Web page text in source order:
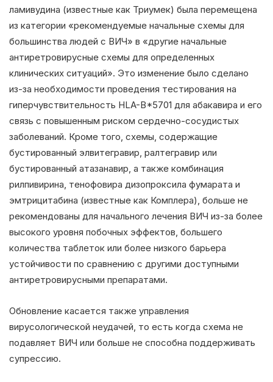
ламивудина (известные как Триумек) была перемещена
из категории «рекомендуемые начальные схемы для
большинства людей с ВИЧ» в «другие начальные
антиретровирусные схемы для определенных
клинических ситуаций». Это изменение было сделано
из-за необходимости проведения тестирования на
гиперчувствительность HLA-B*5701 для абакавира и его
связь с повышенным риском сердечно-сосудистых
заболеваний. Кроме того, схемы, содержащие
бустированный элвитегравир, ралтегравир или
бустированный атазанавир, а также комбинация
рилпивирина, тенофовира дизопроксила фумарата и
эмтрицитабина (известные как Комплера), больше не
рекомендованы для начального лечения ВИЧ из-за более
высокого уровня побочных эффектов, большего
количества таблеток или более низкого барьера
устойчивости по сравнению с другими доступными
антиретровирусными препаратами.
Обновление касается также управления
вирусологической неудачей, то есть когда схема не
подавляет ВИЧ или больше не способна поддерживать
супрессию.